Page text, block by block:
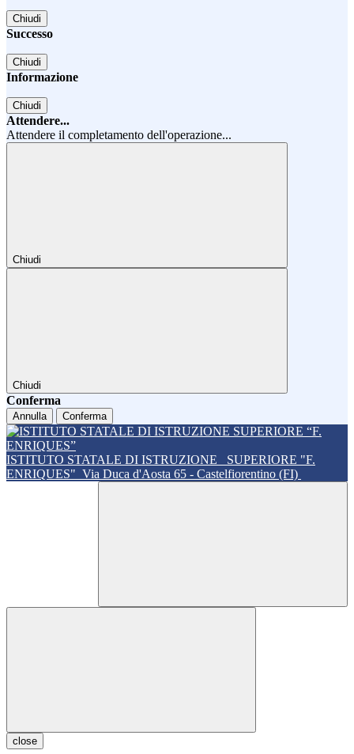
Chiudi
Successo
Chiudi
Informazione
Chiudi
Attendere...
Attendere il completamento dell'operazione...
Chiudi
Chiudi
Conferma
Annulla Conferma
ISTITUTO STATALE DI ISTRUZIONE
SUPERIORE "F.
ENRIQUES" Via Duca d'Aosta 65 - Castelfiorentino (FI)
close